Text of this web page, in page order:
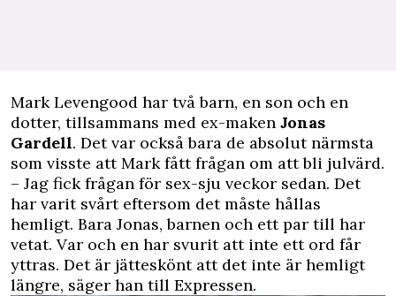
Mark Levengood har två barn, en son och en
dotter, tillsammans med ex-maken Jonas
Gardell. Det var också bara de absolut närmsta
som visste att Mark fått frågan om att bli julvärd.
– Jag fick frågan för sex-sju veckor sedan. Det
har varit svårt eftersom det måste hållas
hemligt. Bara Jonas, barnen och ett par till har
vetat. Var och en har svurit att inte ett ord får
yttras. Det är jätteskönt att det inte är hemligt
längre, säger han till Expressen.